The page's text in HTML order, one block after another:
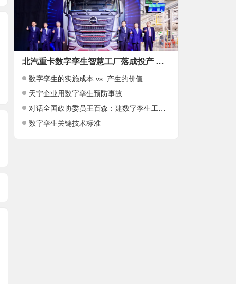
为何Web3D更适合数
字孪生？
面向数字孪生战场的
智能体建模框架构建
北汽重卡数字孪生智慧工厂落成投产 北京重卡首台车下线即交付
数字孪生的实施成本 vs. 产生的价值
天宁企业用数字孪生预防事故
对话全国政协委员王百森：建数字孪生工厂 传统石化转型新兴业务
数字孪生关键技术标准